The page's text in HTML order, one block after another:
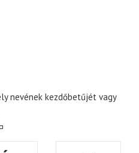
nevének kezdőbetűjét vagy